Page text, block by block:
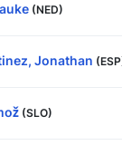
(NED)
Jonathan
(SLO)